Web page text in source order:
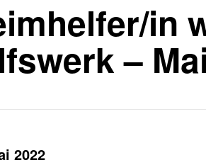
KURS SUCHEN
Anfahrtsplan in
–
2022